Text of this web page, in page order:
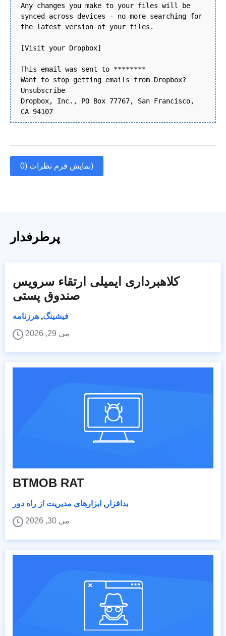
Any changes you make to your files will be
synced across devices - no more searching for
the latest version of your files.
[Visit your Dropbox]
This email was sent to ********
Want to stop getting emails from Dropbox?
Unsubscribe
Dropbox, Inc., PO Box 77767, San Francisco,
CA 94107
نمایش فرم نظرات (0)
پرطرفدار
کلاهبرداری ایمیلی ارتقاء سرویس
صندوق پستی
فیشینگ, هرزنامه
می 29, 2026
BTMOB RAT
بدافزار , ابزارهای مدیریت از راه دور
می 30, 2026